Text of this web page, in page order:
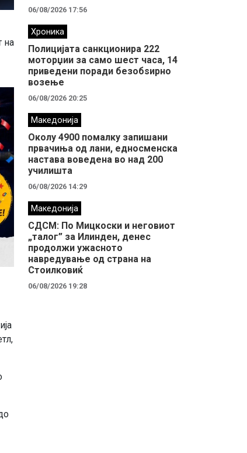
на
06/08/2026 17:56
Хроника
Полицијата санкционира 222
моторџии за само шест часа, 14
приведени поради безобѕирно
возење
06/08/2026 20:25
Македонија
Околу 4900 помалку запишани
првачиња од лани, едносменска
настава воведена во над 200
училишта
06/08/2026 14:29
Македонија
СДСМ: По Мицкоски и неговиот
„талог” за Илинден, денес
продолжи ужасното
навредување од страна на
Стоилковиќ
06/08/2026 19:28